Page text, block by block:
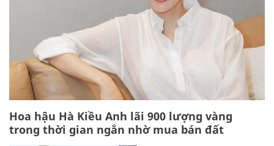
Hoa hậu Hà Kiều Anh lãi 900 lượng vàng
trong thời gian ngắn nhờ mua bán đất